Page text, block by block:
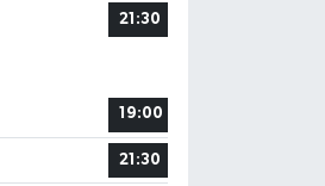
21:30
19:00
21:30